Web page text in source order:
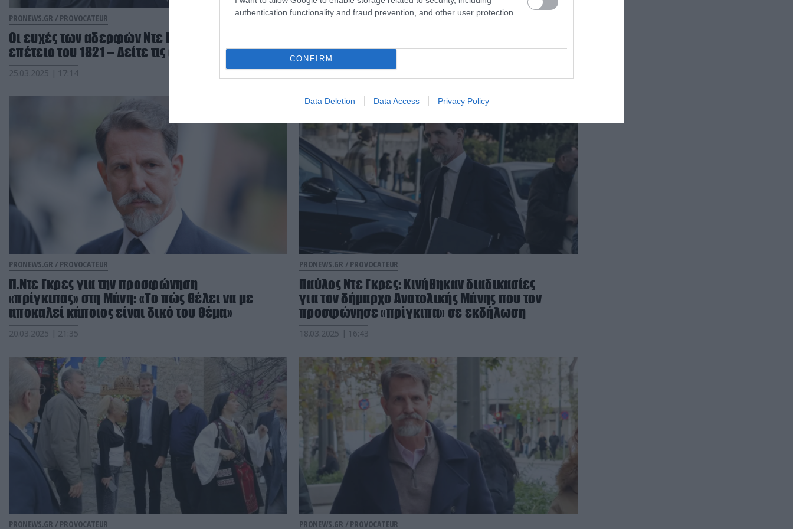
authentication functionality and fraud prevention, and other user protection.
CONFIRM
Data Deletion Data Access Privacy Policy
PRONEWS.GR / PROVOCATEUR
Οι ευχές των αδερφών Ντε Γκρες για την
επέτειο του 1821 – Δείτε τις αναρτήσεις τους
25.03.2025 | 17:14
PRONEWS.GR / PROVOCATEUR
Κρητικού λυράρη για τον Παύλο Ντε Γκρες
24.03.2025 | 16:25
PRONEWS.GR / PROVOCATEUR
Π.Ντε Γκρες για την προσφώνηση
«πρίγκιπας» στη Μάνη: «Το πώς θέλει να με
αποκαλεί κάποιος είναι δικό του θέμα»
20.03.2025 | 21:35
PRONEWS.GR / PROVOCATEUR
Παύλος Ντε Γκρες: Κινήθηκαν διαδικασίες
για τον δήμαρχο Ανατολικής Μάνης που τον
προσφώνησε «πρίγκιπα» σε εκδήλωση
18.03.2025 | 16:43
PRONEWS.GR / PROVOCATEUR PRONEWS.GR / PROVOCATEUR